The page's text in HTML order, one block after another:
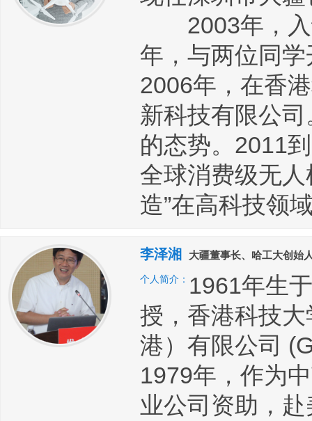
2003年，入
年，与两位同
2006年，在香
新科技有限公
的态势。2011
全球消费级无
造”在高科技领
李泽湘 大疆董事长、哈工大创始
个人简介： 1961年生
授，香港科技
港）有限公司
1979年，作为
业公司资助，